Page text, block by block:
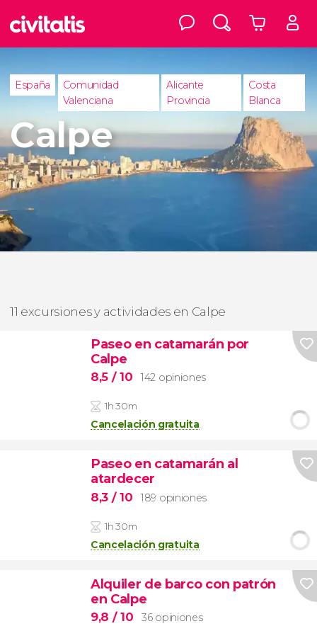
España
Comunidad
Valenciana
Alicante
Provincia
Costa
Blanca
Calpe
11 excursiones y actividades en Calpe
Paseo en catamarán por
Calpe
8,5 / 10 142 opiniones
1h 30m
Cancelación gratuita
Paseo en catamarán al
atardecer
8,3 / 10 189 opiniones
1h 30m
Cancelación gratuita
Alquiler de barco con patrón
en Calpe
9,8 / 10 36 opiniones